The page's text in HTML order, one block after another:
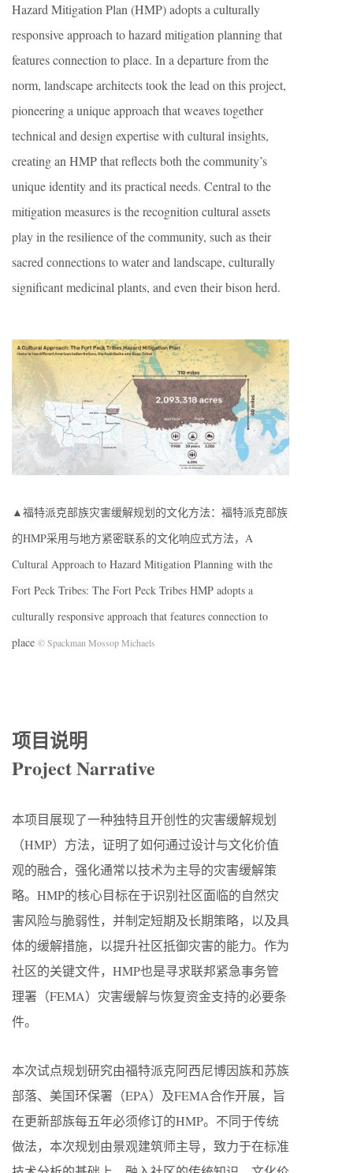
Hazard Mitigation Plan (HMP) adopts a culturally
responsive approach to hazard mitigation planning that
features connection to place. In a departure from the
norm, landscape architects took the lead on this project,
pioneering a unique approach that weaves together
technical and design expertise with cultural insights,
creating an HMP that reflects both the community’s
unique identity and its practical needs. Central to the
mitigation measures is the recognition cultural assets
play in the resilience of the community, such as their
sacred connections to water and landscape, culturally
significant medicinal plants, and even their bison herd.
▲福特派克部族灾害缓解规划的文化方法：福特派克部族
的HMP采用与地方紧密联系的文化响应式方法，A
Cultural Approach to Hazard Mitigation Planning with the
Fort Peck Tribes: The Fort Peck Tribes HMP adopts a
culturally responsive approach that features connection to
place © Spackman Mossop Michaels
项目说明
Project Narrative
本项目展现了一种独特且开创性的灾害缓解规划
（HMP）方法，证明了如何通过设计与文化价值
观的融合，强化通常以技术为主导的灾害缓解策
略。HMP的核心目标在于识别社区面临的自然灾
害风险与脆弱性，并制定短期及长期策略，以及具
体的缓解措施，以提升社区抵御灾害的能力。作为
社区的关键文件，HMP也是寻求联邦紧急事务管
理署（FEMA）灾害缓解与恢复资金支持的必要条
件。
本次试点规划研究由福特派克阿西尼博因族和苏族
部落、美国环保署（EPA）及FEMA合作开展，旨
在更新部族每五年必须修订的HMP。不同于传统
做法，本次规划由景观建筑师主导，致力于在标准